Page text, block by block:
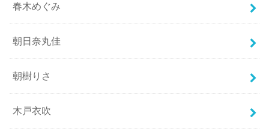
春木めぐみ
朝日奈丸佳
朝樹りさ
木戸衣吹